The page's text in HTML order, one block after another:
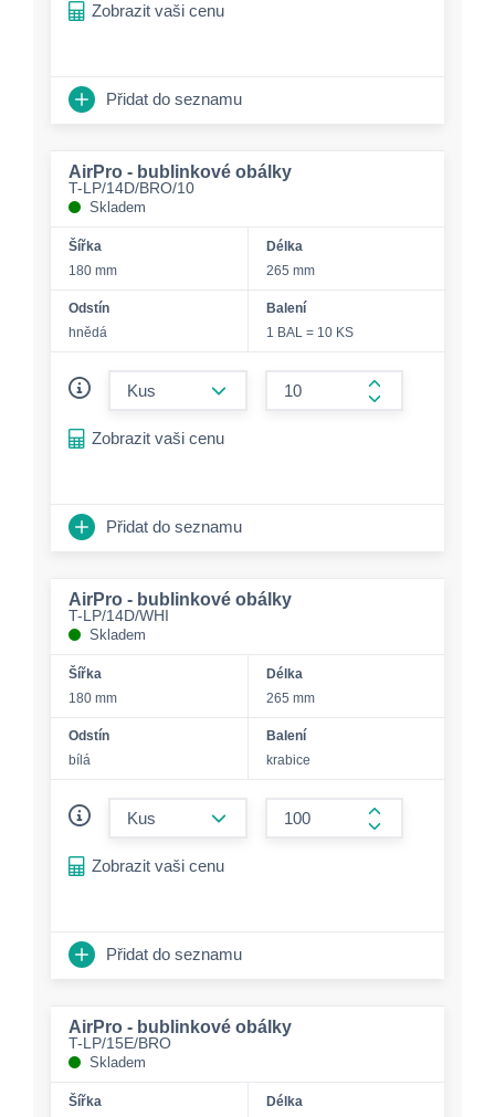
Zobrazit vaši cenu
Přidat do seznamu
AirPro - bublinkové obálky
T-LP/14D/BRO/10
Skladem
Šířka
180 mm
Délka
265 mm
Odstín
hnědá
Balení
1 BAL = 10 KS
form.increase-
Zobrazit vaši cenu
Přidat do seznamu
AirPro - bublinkové obálky
T-LP/14D/WHI
Skladem
Šířka
180 mm
Délka
265 mm
Odstín
bílá
Balení
krabice
form.increase-
Zobrazit vaši cenu
Přidat do seznamu
AirPro - bublinkové obálky
T-LP/15E/BRO
Skladem
Šířka
Délka